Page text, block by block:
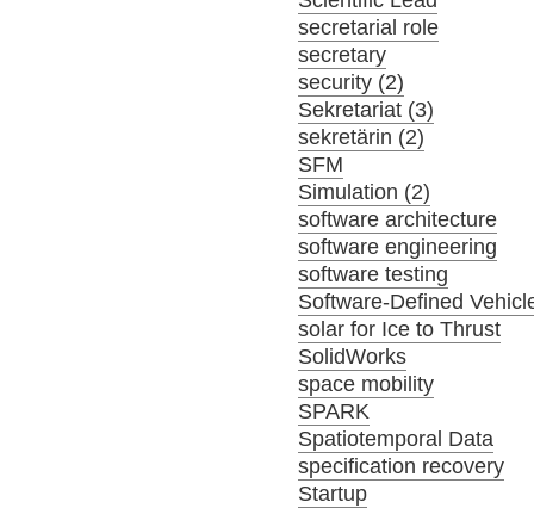
secretarial role
secretary
security (2)
Sekretariat (3)
sekretärin (2)
SFM
Simulation (2)
software architecture
software engineering
software testing
Software-Defined
solar for Ice to Thrust
SolidWorks
space mobility
SPARK
Spatiotemporal Data
specification recovery
Startup